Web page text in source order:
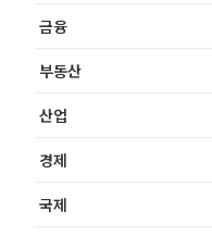
금융
부동산
산업
경제
국제